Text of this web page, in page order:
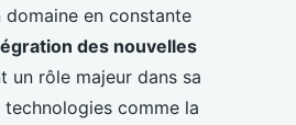
domaine en constante
des nouvelles
un rôle majeur dans sa
comme la